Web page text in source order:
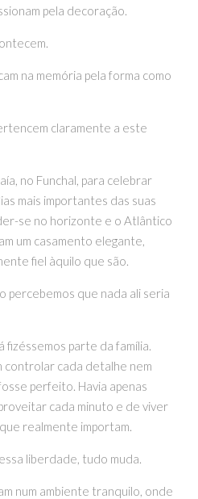
pela decoração.
na memória pela forma como
claramente a este
no Funchal, para celebrar
mais importantes das suas
se no horizonte e o Atlântico
um casamento elegante,
fiel àquilo que são.
percebemos que nada ali seria
fizéssemos parte da família.
controlar cada detalhe nem
perfeito. Havia apenas
cada minuto e de viver
realmente importam.
liberdade, tudo muda.
num ambiente tranquilo, onde